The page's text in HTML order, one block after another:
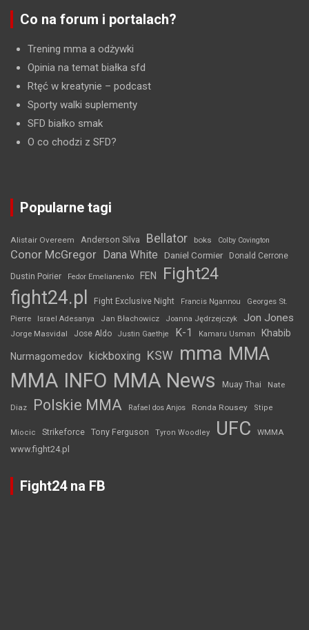
Co na forum i portalach?
Trening mma a odżywki
Opinia na temat białka sfd
Rtęć w kreatynie – podcast
Sporty walki suplementy
SFD białko smak
O co chodzi z SFD?
Popularne tagi
Alistair Overeem Anderson Silva Bellator boks Colby Covington
Conor McGregor Dana White Daniel Cormier Donald Cerrone
Dustin Poirier Fedor Emelianenko FEN Fight24
fight24.pl Fight Exclusive Night Francis Ngannou
Georges St.
Pierre
Israel Adesanya Jan Błachowicz Joanna Jędrzejczyk Jon Jones
Jorge Masvidal Jose Aldo Justin Gaethje K-1 Kamaru Usman Khabib
Nurmagomedov kickboxing KSW mma MMA
MMA INFO MMA News Muay Thai Nate
Diaz Polskie MMA Rafael dos Anjos Ronda Rousey Stipe
Miocic Strikeforce Tony Ferguson Tyron Woodley UFC WMMA
www.fight24.pl
Fight24 na FB